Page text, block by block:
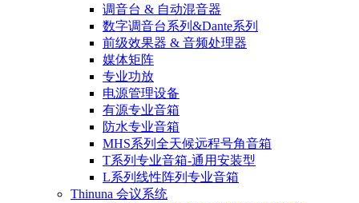
调音台 & 自动混音器
数字调音台系列&Dante系列
前级效果器 & 音频处理器
媒体矩阵
专业功放
电源管理设备
有源专业音箱
防水专业音箱
MHS系列全天候远程号角音箱
T系列专业音箱-通用安装型
L系列线性阵列专业音箱
Thinuna 会议系统